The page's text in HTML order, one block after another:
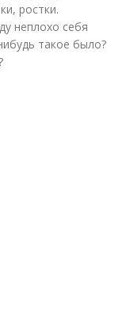
ростки.
неплохо себя
такое было?